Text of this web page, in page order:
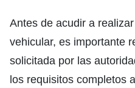
Antes de acudir a
vehicular, es importante
solicitada por las
los requisitos completos